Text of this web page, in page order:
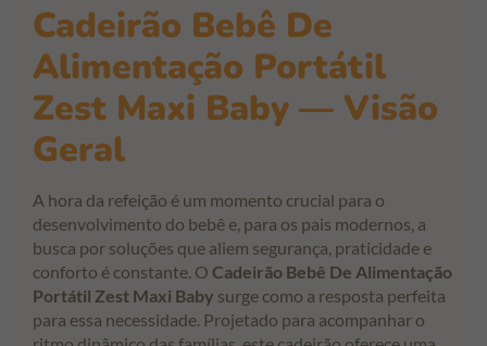
Cadeirão Bebê De
Alimentação Portátil
Zest Maxi Baby — Visão
Geral
A hora da refeição é um momento crucial para o
desenvolvimento do bebê e, para os pais modernos, a
busca por soluções que aliem segurança, praticidade e
conforto é constante. O Cadeirão Bebê De Alimentação
Portátil Zest Maxi Baby surge como a resposta perfeita
para essa necessidade. Projetado para acompanhar o